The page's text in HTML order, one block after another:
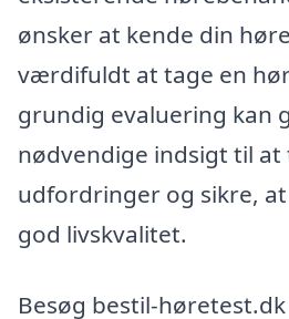
ønsker at kende din
værdifuldt at tage en
grundig evaluering kan
nødvendige indsigt til at
udfordringer og sikre,
god livskvalitet.
Besøg bestil-